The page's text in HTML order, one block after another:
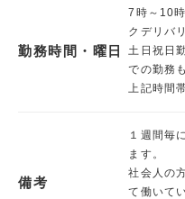
勤務時間・曜日
7時～10
クデリバ
土日祝日
での勤務
上記時間
備考
１週間毎
ます。
社会人の
て働いて